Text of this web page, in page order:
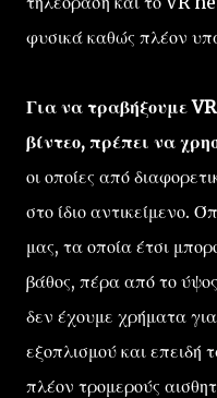
φυσικά καθώς πλέον
Για να τραβήξουμε
βίντεο, πρέπει να
οι οποίες από
στο ίδιο αντικείμενο.
μας, τα οποία έτσι
βάθος, πέρα από το
δεν έχουμε χρήματα
εξοπλισμού και
πλέον τρομερούς